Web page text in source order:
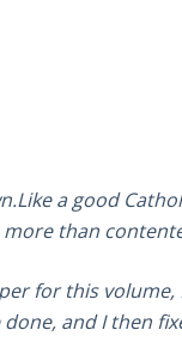
a good
than
for this
and I then